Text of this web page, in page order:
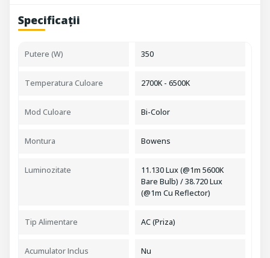
Specificații
Putere (W) 350
Temperatura Culoare 2700K - 6500K
Mod Culoare Bi-Color
Montura Bowens
Luminozitate
11.130 Lux (@1m 5600K
Bare Bulb) / 38.720 Lux
(@1m Cu Reflector)
Tip Alimentare AC (Priza)
Acumulator Inclus Nu